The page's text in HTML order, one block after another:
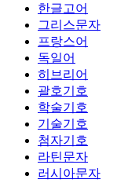
한글고어
그리스문자
프랑스어
독일어
히브리어
괄호기호
학술기호
기술기호
첨자기호
라틴문자
러시아문자